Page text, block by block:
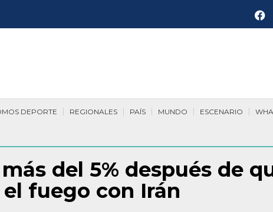
ESCENARIO
MUNDO
PAÍS
REGIONALES
DEPORTE
del 5% después de
fuego con Irán